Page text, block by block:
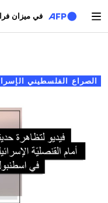
في ميزان
التبويبات الأساسية
الصراع الفلسطيني